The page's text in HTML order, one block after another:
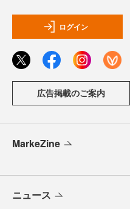
ログイン
広告掲載のご案内
MarkeZine
ニュース